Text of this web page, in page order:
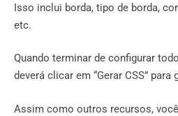
Isso inclui borda, tipo de borda,
etc.
Quando terminar de configurar
deverá clicar em “Gerar CSS” para
Assim como outros recursos,